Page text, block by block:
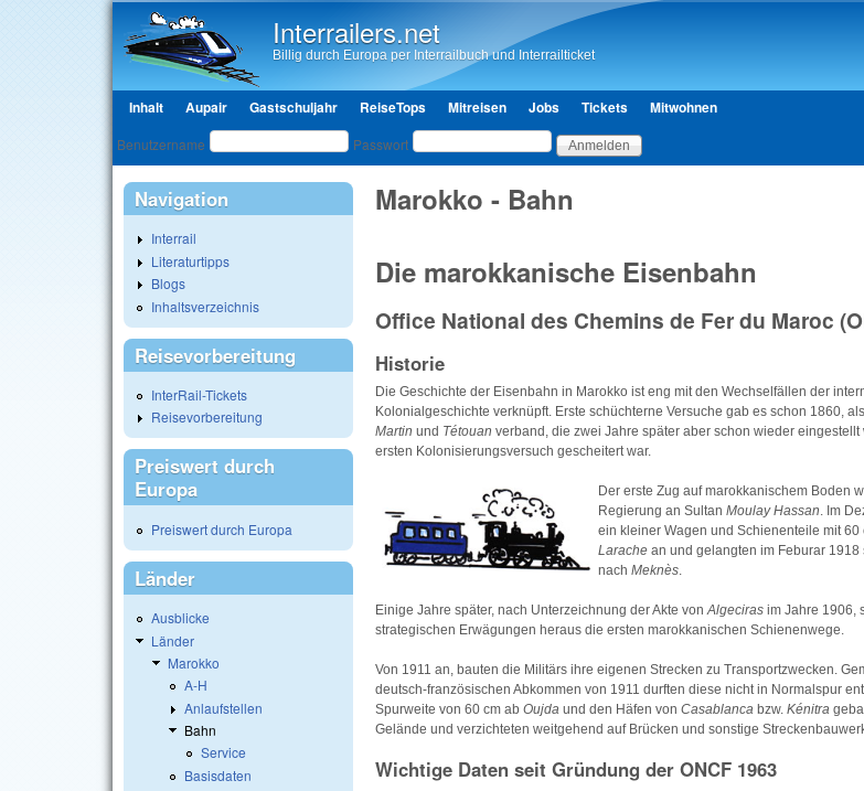
Interrailers.net
Billig durch Europa per Interrailbuch und Interrailticket
Hauptmenü
Inhalt Aupair Gastschuljahr ReiseTops Mitreisen Jobs Tickets Mitwohnen
Benutzeranmeldung
Benutzername Passwort
Marokko - Bahn
Die marokkanische Eisenbahn
Office National des Chemins de Fer du Maroc
Historie
Die Geschichte der Eisenbahn in Marokko ist eng mit den Wechselfällen der
Kolonialgeschichte verknüpft. Erste schüchterne Versuche gab es schon 1860,
Martin und Tétouan verband, die zwei Jahre später aber schon wieder
ersten Kolonisierungsversuch gescheitert war.
Der erste Zug auf marokkanischem Boden
Regierung an Sultan Moulay Hassan. Im
ein kleiner Wagen und Schienenteile mit
Larache an und gelangten im Feburar
nach Meknès.
Einige Jahre später, nach Unterzeichnung der Akte vonAlgeciras im Jahre 1906,
strategischen Erwägungen heraus die ersten marokkanischen Schienenwege.
Von 1911 an, bauten die Militärs ihre eigenen Strecken zu Transportzwecken.
deutsch-französischen Abkommen von 1911 durften diese nicht in Normalspur
Spurweite von 60 cm ab Oujda und den Häfen von Casablanca bzw. Kénitra
Gelände und verzichteten weitgehend auf Brücken und sonstige
Wichtige Daten seit Gründung der ONCF 1963
Navigation
Interrail
Literaturtipps
Blogs
Inhaltsverzeichnis
Reisevorbereitung
InterRail-Tickets
Reisevorbereitung
Preiswert durch
Europa
Preiswert durch Europa
Länder
Ausblicke
Länder
Marokko
A-H
Anlaufstellen
Bahn
Service
Basisdaten